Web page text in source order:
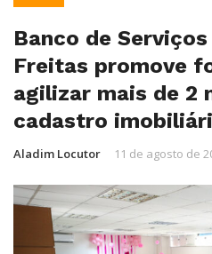
Banco de
Freitas promove
agilizar mais de 2
cadastro
Aladim Locutor 11 de agosto de